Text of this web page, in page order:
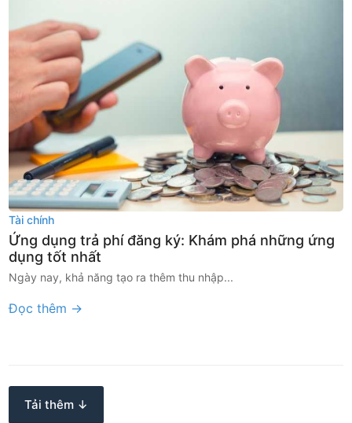
Tài chính
Ứng dụng trả phí đăng ký: Khám phá những ứng
dụng tốt nhất
Ngày nay, khả năng tạo ra thêm thu nhập...
Đọc thêm →
Tải thêm ↓